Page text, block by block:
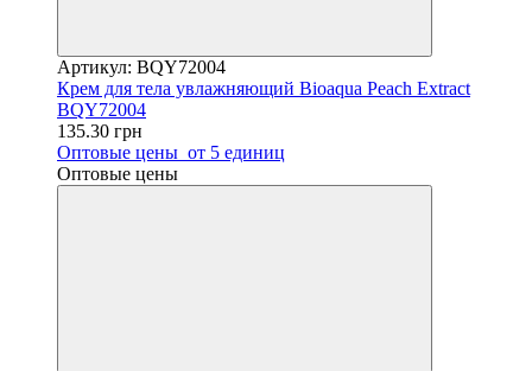
Артикул: BQY72004
Крем для тела увлажняющий Bioaqua Peach Extraсt
BQY72004
135.30 грн
Оптовые цены от 5 единиц
Оптовые цены